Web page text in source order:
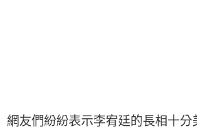
網友們紛紛表示李宥廷的長相十分